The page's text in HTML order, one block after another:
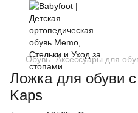
Обувь Аксессуары для
Ложка для обуви
Kaps